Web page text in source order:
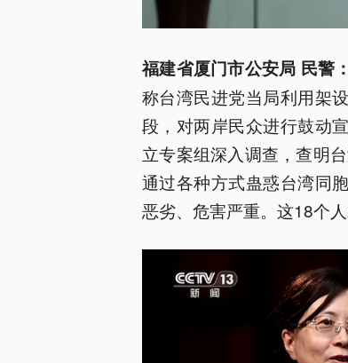
福建省厦门市公安局 民警：
称台湾民进党当局利用架
段，对两岸民众进行鼓动
立专案组深入调查，查明台
通过各种方式蛊惑台湾同
恶劣、危害严重。这18个人